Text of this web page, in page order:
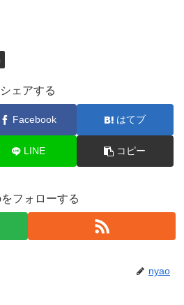
シェアする
Facebook はてブ
LINE コピー
フォローする
nyao